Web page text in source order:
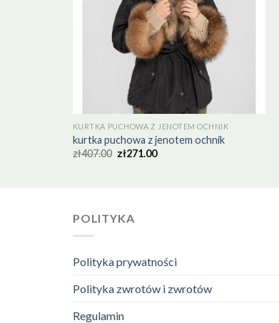
KURTKA PUCHOWA Z JENOTEM OCHNIK
kurtka puchowa z jenotem ochnik
zł407.00 zł271.00
POLITYKA
Polityka prywatności
Polityka zwrotów i zwrotów
Regulamin